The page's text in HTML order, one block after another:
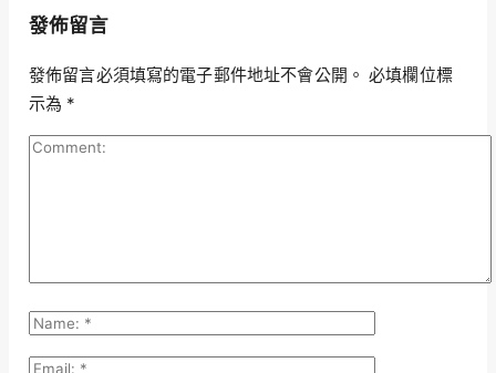
發佈留言
發佈留言必須填寫的電子郵件地址不會公開。 必填欄位標
示為 *